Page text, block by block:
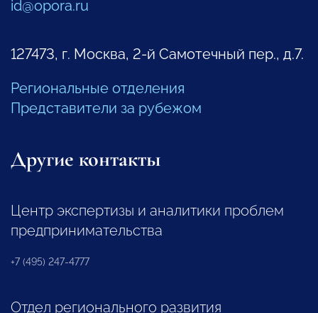
id@opora.ru
127473, г. Москва, 2-й Самотечный пер., д.7.
Региональные отделения
Представители за рубежом
Другие контакты
Центр экспертизы и аналитики проблем
предпринимательства
+7 (495) 247-4777
Отдел регионального развития